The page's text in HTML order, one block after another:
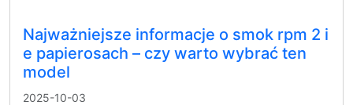
Najważniejsze informacje o smok rpm 2 i
e papierosach – czy warto wybrać ten
model
2025-10-03